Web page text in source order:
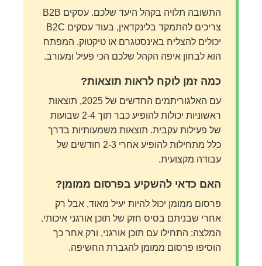
התשובה תלויה בקהל היעד שלכם. עסקים B2B
צריכים להתמקד בלינקדאין, בעוד עסקים B2C
יכולים להצליח באינסטגרם או טיקטוק. המפתח
הוא לבחון איפה הקהל שלכם הכי פעיל ומעורב.
כמה זמן לוקח לראות תוצאות?
עם האלגוריתמים החדשים של 2025, תוצאות
ראשוניות יכולות להופיע כבר תוך 2-4 שבועות
של פעילות עקבית. תוצאות משמעותיות בדרך
כלל מתחילות להופיע אחרי 2-3 חודשים של
עבודה מקצועית.
האם כדאי להשקיע בפרסום ממומן?
פרסום ממומן יכול להיות יעיל מאוד, אבל רק
אחרי שבניתם בסיס חזק של תוכן אורגני איכותי.
המלצה: התחילו עם תוכן אורגני, ורק אחר כך
הוסיפו פרסום ממומן להגברת החשיפה.